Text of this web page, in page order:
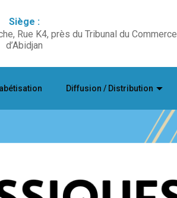
Siège :
Rue K4, près du Tribunal du Commerce
d’Abidjan
Diffusion / Distribution